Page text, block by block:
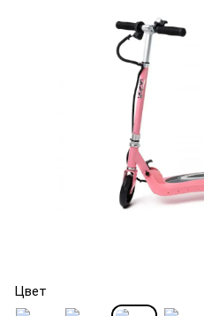
Цвет